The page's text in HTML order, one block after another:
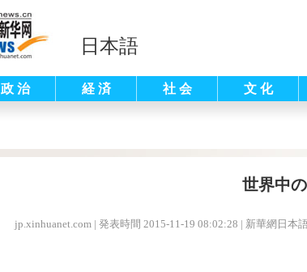
日本語
政 治 経 済 社 会 文 化
世界中
jp.xinhuanet.com | 発表時間 2015-11-19 08:02:28 | 新華網日本